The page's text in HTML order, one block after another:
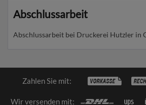
Abschlussarbeit
Abschlussarbeit bei Druckerei Hutzler in
Zahlen Sie mit:
Wir versenden mit: